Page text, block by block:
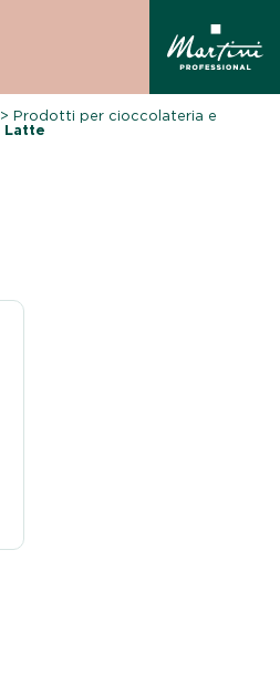
>Prodotti per cioccolateria e
Latte